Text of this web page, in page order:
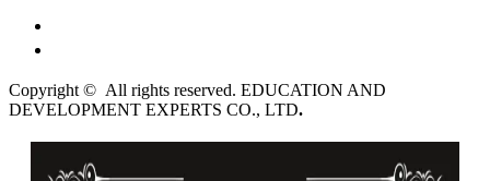
Copyright © All rights reserved. EDUCATION AND
DEVELOPMENT EXPERTS CO., LTD.